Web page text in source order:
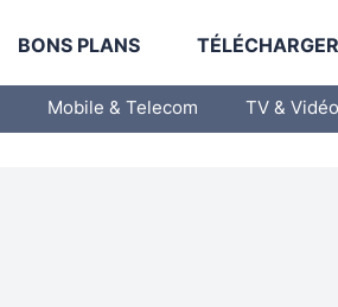
BONS PLANS
Mobile & Telecom TV & Vidéo